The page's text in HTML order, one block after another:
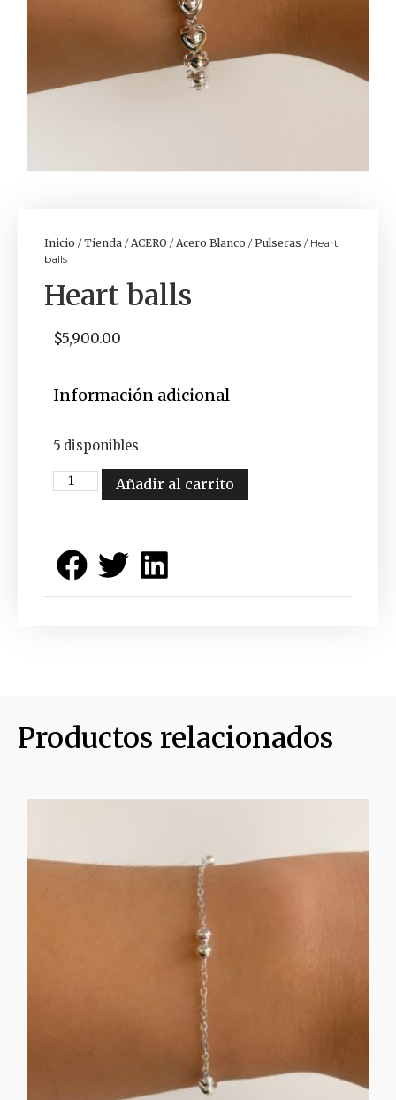
Inicio /Tienda / ACERO / Acero Blanco /Pulseras / Heart
balls
Heart balls
$5,900.00
Información adicional
5 disponibles
Añadir al carrito
Productos relacionados